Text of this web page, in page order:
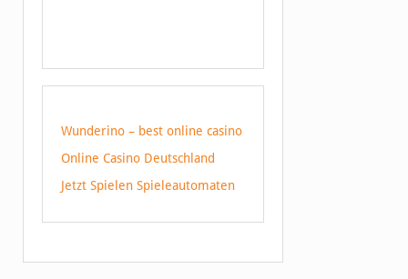
Wunderino – best online casino
Online Casino Deutschland
Jetzt Spielen Spieleautomaten